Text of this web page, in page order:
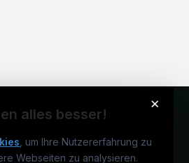
×
alles besser!
, um Ihre Nutzererfahrung zu
Webseiten zu analysieren.